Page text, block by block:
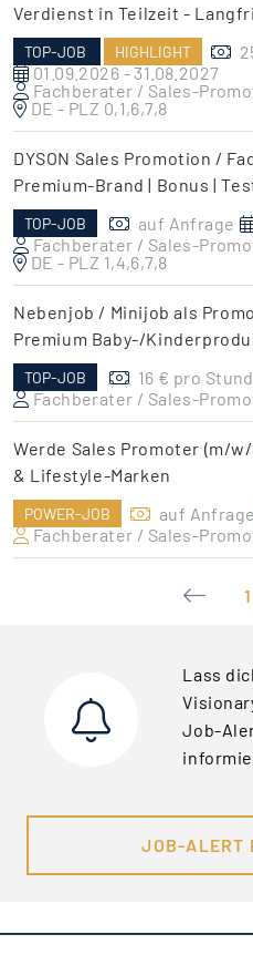
Verdienst in Teilzeit -
TOP-JOB HIGHLIGHT
01.09.2026 - 31.08.2027
Fachberater / Sales-
DE - PLZ 0,1,6,7,8
DYSON Sales Promotion /
Premium-Brand | Bonus |
TOP-JOB auf Anfrage
Fachberater / Sales-
DE - PLZ 1,4,6,7,8
Nebenjob / Minijob als
Premium Baby-/
TOP-JOB 16 € pro
Fachberater / Sales-
Werde Sales Promoter (m/
& Lifestyle-Marken
POWER-JOB auf Anfrage
Fachberater / Sales-
1
Lass
Job-
JOB-ALERT